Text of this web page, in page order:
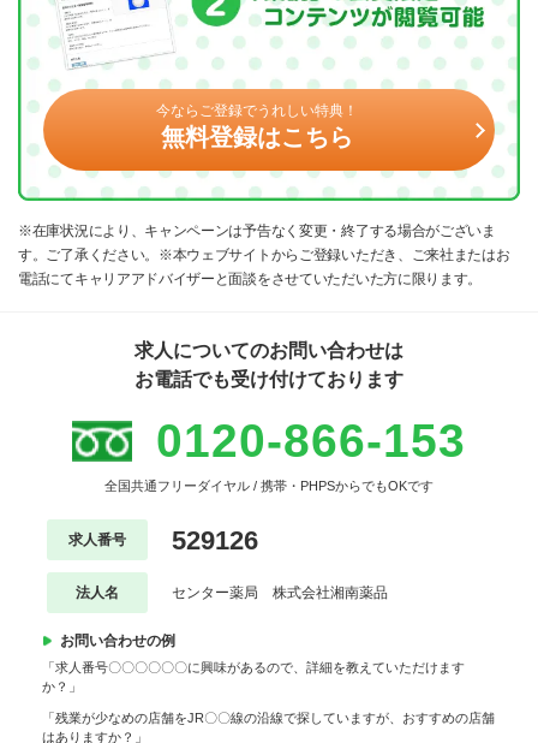
今ならご登録でうれしい特典！
無料登録はこちら
※在庫状況により、キャンペーンは予告なく変更・終了する場合がございま
す。ご了承ください。※本ウェブサイトからご登録いただき、ご来社またはお
電話にてキャリアアドバイザーと面談をさせていただいた方に限ります。
求人についてのお問い合わせは
お電話でも受け付けております
0120-866-153
全国共通フリーダイヤル / 携帯・PHPSからでもOKです
求人番号 529126
法人名 センター薬局 株式会社湘南薬品
お問い合わせの例
「求人番号〇〇〇〇〇〇に興味があるので、詳細を教えていただけます
か？」
「残業が少なめの店舗をJR〇〇線の沿線で探していますが、おすすめの店舗
はありますか？」